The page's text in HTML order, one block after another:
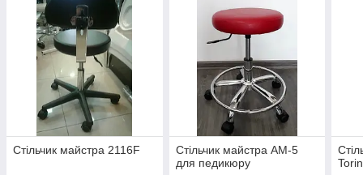
Стільчик майстра 2116F
Стільчик майстра AM-5
для педикюру